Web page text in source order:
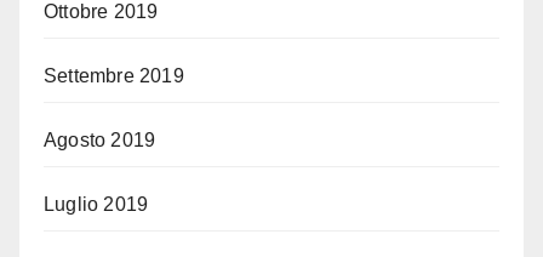
Ottobre 2019
Settembre 2019
Agosto 2019
Luglio 2019